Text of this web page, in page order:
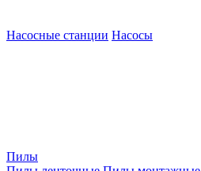
Насосные станции Насосы
Пилы